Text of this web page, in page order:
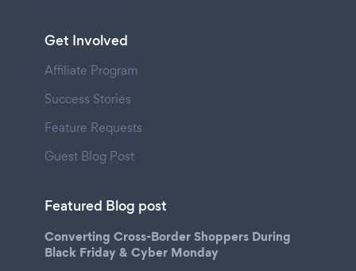
Get Involved
Affiliate Program
Success Stories
Feature Requests
Guest Blog Post
Featured Blog post
Converting Cross-Border Shoppers During
Black Friday & Cyber Monday